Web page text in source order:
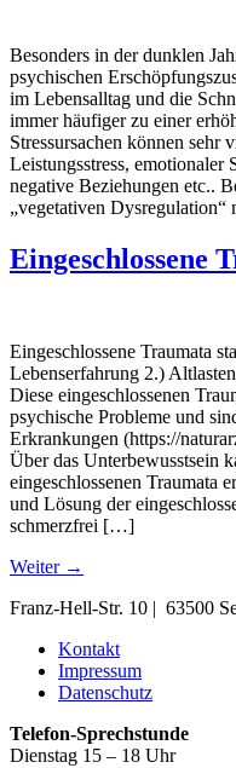
Besonders in der dunklen
psychischen
im Lebensalltag und die
immer häufiger zu einer
Stressursachen können sehr
Leistungsstress, emotionaler
negative Beziehungen etc..
„vegetativen
Eingeschlossene
Eingeschlossene Traumata
Lebenserfahrung 2.)
Diese eingeschlossenen
psychische Probleme und
Erkrankungen (https://
Über das Unterbewusstsein
eingeschlossenen Traumata
und Lösung der
schmerzfrei […]
Weiter →
Franz-Hell-Str. 10 | 63500
Kontakt
Impressum
Datenschutz
Telefon-Sprechstunde
Dienstag 15 – 18 Uhr